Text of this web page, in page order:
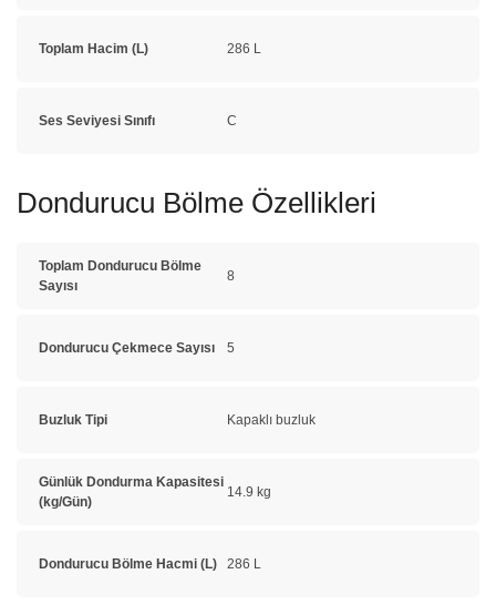
Toplam Hacim (L) 286 L
Ses Seviyesi Sınıfı C
Dondurucu Bölme Özellikleri
Toplam Dondurucu Bölme
Sayısı
8
Dondurucu Çekmece Sayısı 5
Buzluk Tipi Kapaklı buzluk
Günlük Dondurma Kapasitesi
(kg/Gün)
14.9 kg
Dondurucu Bölme Hacmi (L) 286 L